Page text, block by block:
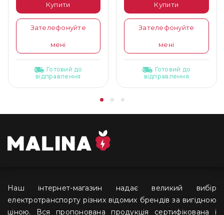
Купити
Зателефонуйте
мені
Готовий до
відправлення
Купити
Зателефонуйте
мені
Готовий до
відправлення
Наш інтернет-магазин надає великий вибір
електротранспорту різних відомих брендів за вигідною
ціною. Вся пропонована продукція сертифікована і